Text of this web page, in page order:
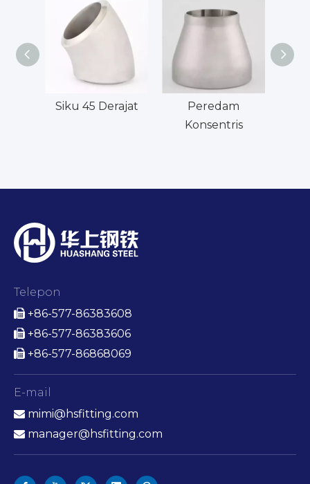
Siku 45 Derajat
Peredam
Konsentris
Telepon
 +86-577-86383608
 +86-577-86383606
 +86-577-86868069
E-mail
 mimi@hsfitting.com
 manager@hsfitting.com